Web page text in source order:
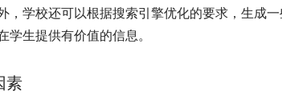
，学校还可以根据搜索引擎优化的要求，生成
生提供有价值的信息。
素